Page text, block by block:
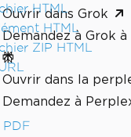
HTML
HTML
ZIP HTML
Ouvrir dans Grok
Demandez à Grok
Ouvrir dans la
Demandez à